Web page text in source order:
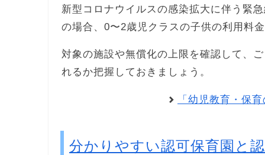
新型コロナウイルスの感染拡大に伴う緊
の場合、0〜2歳児クラスの子供の利用料
対象の施設や無償化の上限を確認して、
れるか把握しておきましょう。
「幼児教育・保
分かりやすい認可保育園と